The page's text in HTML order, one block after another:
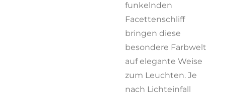
funkelnden
Facettenschliff
bringen diese
besondere Farbwelt
auf elegante Weise
zum Leuchten. Je
nach Lichteinfall